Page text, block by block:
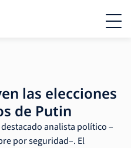
las elecciones
de Putin
analista político –
por seguridad–. El